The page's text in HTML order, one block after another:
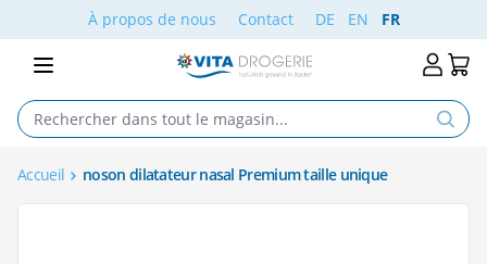
Aller au contenuÀ propos de nous Contact DE EN FR
Accueil noson dilatateur nasal Premium taille unique